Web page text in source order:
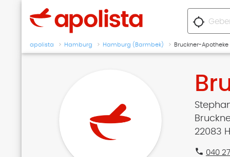
location_searching
apolista Hamburg Hamburg (Barmbek) Bruckner-Apotheke
22083
phone 040